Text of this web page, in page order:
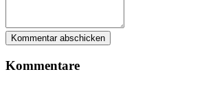
Kommentare